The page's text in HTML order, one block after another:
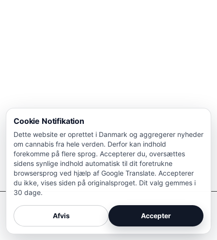
Afkriminaliser Cannabis
Cookie Notifikation
Dette website er oprettet i Danmark og aggregerer nyheder
om cannabis fra hele verden. Derfor kan indhold
forekomme på flere sprog. Accepterer du, oversættes
sidens synlige indhold automatisk til dit foretrukne
browsersprog ved hjælp af Google Translate. Accepterer
du ikke, vises siden på originalsproget. Dit valg gemmes i
30 dage.
Afvis Accepter